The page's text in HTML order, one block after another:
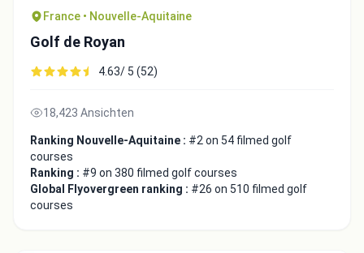
France • Nouvelle-Aquitaine
Golf de Royan
4.63/ 5 (52)
18,423 Ansichten
Ranking Nouvelle-Aquitaine : #2 on 54 filmed golf
courses
Ranking : #9 on 380 filmed golf courses
Global Flyovergreen ranking : #26 on 510 filmed golf
courses